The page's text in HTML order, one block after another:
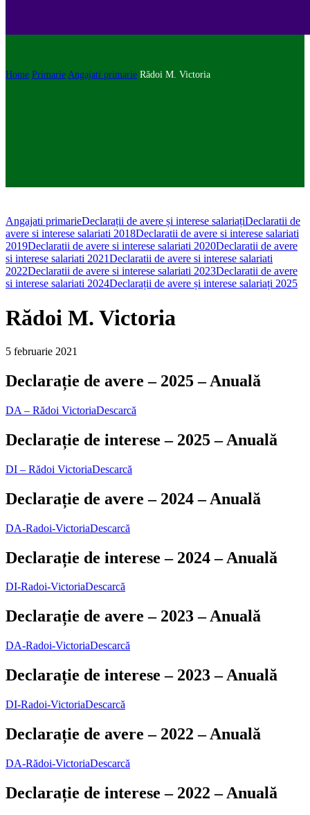
Home Primarie Angajati primarie Rădoi M. Victoria
Angajati primarieDeclarații de avere și interese salariațiDeclaratii de
avere si interese salariati 2018Declaratii de avere si interese salariati
2019Declaratii de avere si interese salariati 2020Declaratii de avere
si interese salariati 2021Declaratii de avere si interese salariati
2022Declaratii de avere si interese salariati 2023Declaratii de avere
si interese salariati 2024Declarații de avere și interese salariați 2025
Rădoi M. Victoria
5 februarie 2021
Declarație de avere – 2025 – Anuală
DA – Rădoi VictoriaDescarcă
Declarație de interese – 2025 – Anuală
DI – Rădoi VictoriaDescarcă
Declarație de avere – 2024 – Anuală
DA-Radoi-VictoriaDescarcă
Declarație de interese – 2024 – Anuală
DI-Radoi-VictoriaDescarcă
Declarație de avere – 2023 – Anuală
DA-Radoi-VictoriaDescarcă
Declarație de interese – 2023 – Anuală
DI-Radoi-VictoriaDescarcă
Declarație de avere – 2022 – Anuală
DA-Rădoi-VictoriaDescarcă
Declarație de interese – 2022 – Anuală